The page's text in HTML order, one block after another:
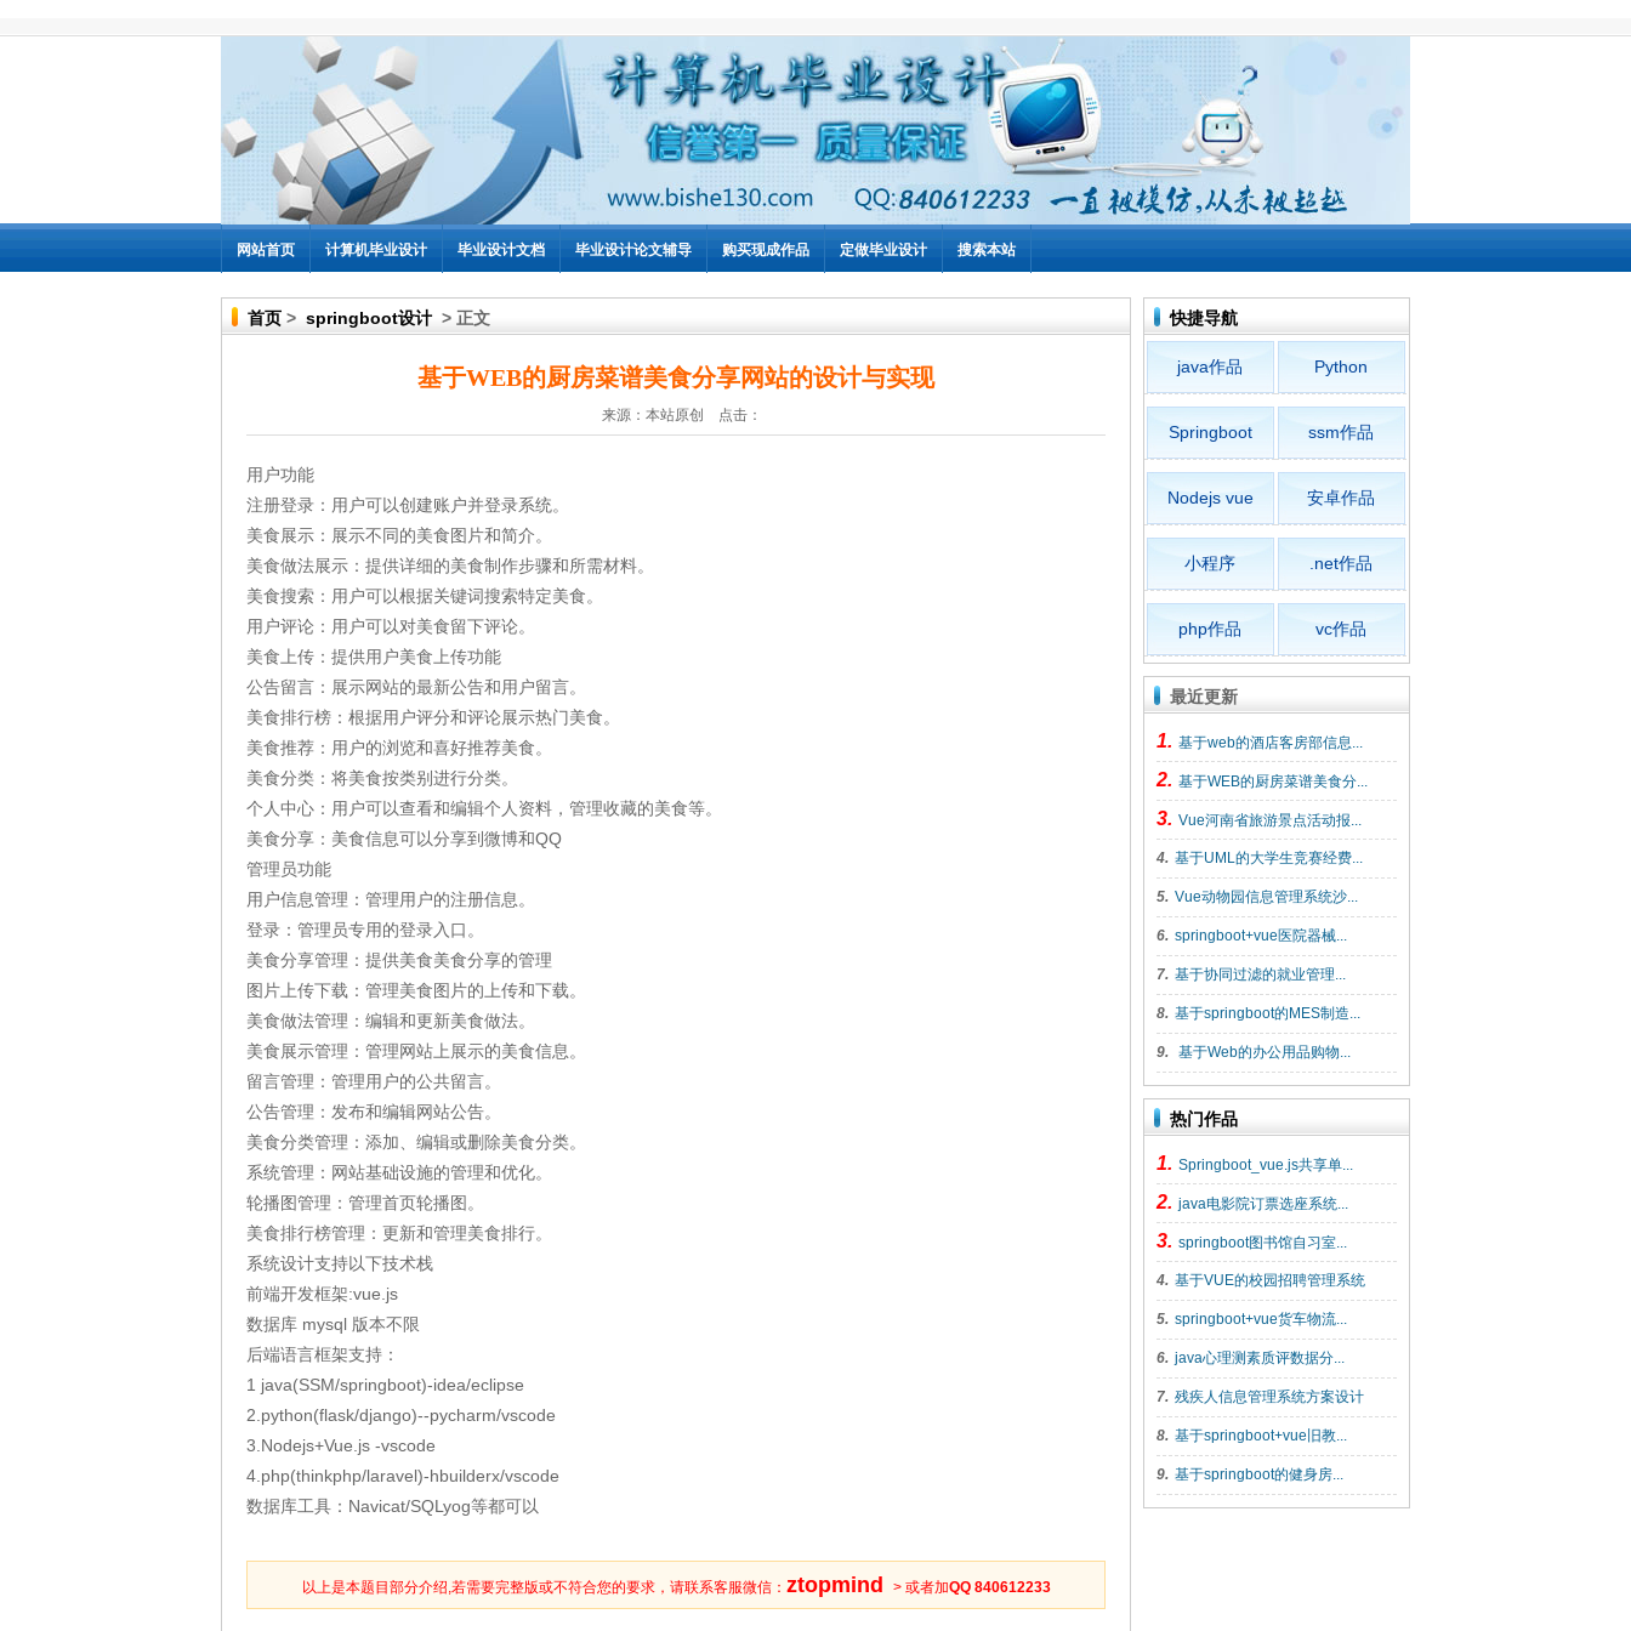
网站首页 计算机毕业设计 毕业设计文档 毕业设计论文辅导 购买现成作品 定做毕业设计 搜索本站
首页 > springboot设计 > 正文
基于WEB的厨房菜谱美食分享网站的设计与实现
来源：本站原创 点击：
用户功能
注册登录：用户可以创建账户并登录系统。
美食展示：展示不同的美食图片和简介。
美食做法展示：提供详细的美食制作步骤和所需材料。
美食搜索：用户可以根据关键词搜索特定美食。
用户评论：用户可以对美食留下评论。
美食上传：提供用户美食上传功能
公告留言：展示网站的最新公告和用户留言。
美食排行榜：根据用户评分和评论展示热门美食。
美食推荐：用户的浏览和喜好推荐美食。
美食分类：将美食按类别进行分类。
个人中心：用户可以查看和编辑个人资料，管理收藏的美食等。
美食分享：美食信息可以分享到微博和QQ
管理员功能
用户信息管理：管理用户的注册信息。
登录：管理员专用的登录入口。
美食分享管理：提供美食美食分享的管理
图片上传下载：管理美食图片的上传和下载。
美食做法管理：编辑和更新美食做法。
美食展示管理：管理网站上展示的美食信息。
留言管理：管理用户的公共留言。
公告管理：发布和编辑网站公告。
美食分类管理：添加、编辑或删除美食分类。
系统管理：网站基础设施的管理和优化。
轮播图管理：管理首页轮播图。
美食排行榜管理：更新和管理美食排行。
系统设计支持以下技术栈
前端开发框架:vue.js
数据库 mysql 版本不限
后端语言框架支持：
1 java(SSM/springboot)-idea/eclipse
2.python(flask/django)--pycharm/vscode
3.Nodejs+Vue.js -vscode
4.php(thinkphp/laravel)-hbuilderx/vscode
数据库工具：Navicat/SQLyog等都可以
以上是本题目部分介绍,若需要完整版或不符合您的要求，请联系客服微信： ztopmind > 或者加QQ 840612233
快捷导航
java作品 Python
Springboot ssm作品
Nodejs vue 安卓作品
小程序 .net作品
php作品 vc作品
最近更新
1. 基于web的酒店客房部信息...
2. 基于WEB的厨房菜谱美食分...
3. Vue河南省旅游景点活动报...
4. 基于UML的大学生竞赛经费...
5. Vue动物园信息管理系统沙...
6. springboot+vue医院器械...
7. 基于协同过滤的就业管理...
8. 基于springboot的MES制造...
9. 基于Web的办公用品购物...
热门作品
1. Springboot_vue.js共享单...
2. java电影院订票选座系统...
3. springboot图书馆自习室...
4. 基于VUE的校园招聘管理系统
5. springboot+vue货车物流...
6. java心理测素质评数据分...
7. 残疾人信息管理系统方案设计
8. 基于springboot+vue旧教...
9. 基于springboot的健身房...